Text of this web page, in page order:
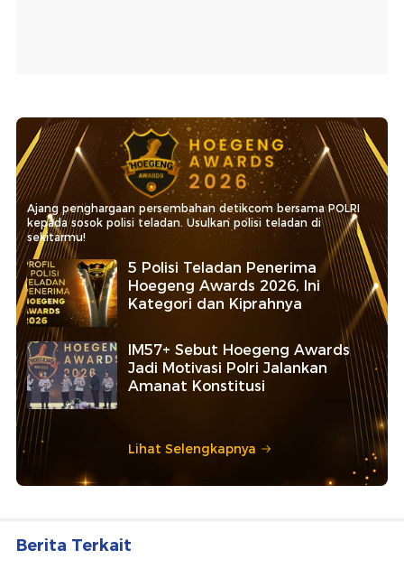
Ajang penghargaan persembahan detikcom bersama POLRI
kepada sosok polisi teladan. Usulkan polisi teladan di
sekitarmu!
5 Polisi Teladan Penerima
Hoegeng Awards 2026, Ini
Kategori dan Kiprahnya
IM57+ Sebut Hoegeng Awards
Jadi Motivasi Polri Jalankan
Amanat Konstitusi
Lihat Selengkapnya
Berita Terkait